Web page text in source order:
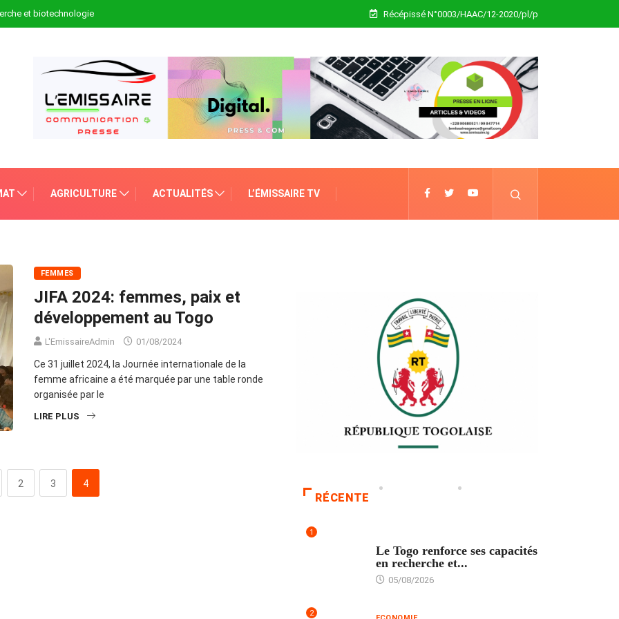
et biotechnologie Récépissé N°0003/HAAC/12-2020/pl/p
AGRICULTURE ACTUALITÉS L’ÉMISSAIRE TV
FEMMES
JIFA 2024: femmes, paix et
développement au Togo
L'EmissaireAdmin 01/08/2024
Ce 31 juillet 2024, la Journée internationale de la
femme africaine a été marquée par une table ronde
organisée par le
LIRE PLUS
2 3 4
RÉCENTE
1
Le Togo renforce ses capacités
en recherche et...
05/08/2026
2